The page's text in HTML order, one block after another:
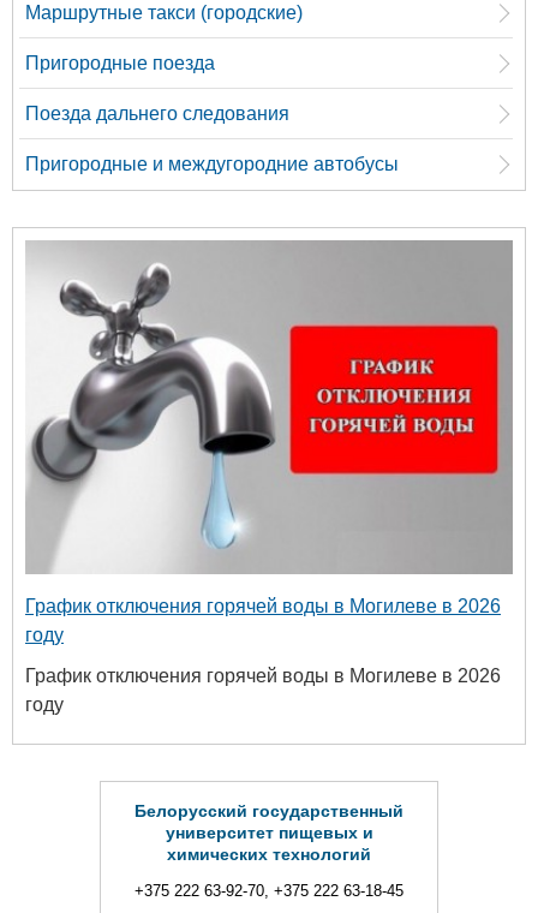
Маршрутные такси (городские)
Пригородные поезда
Поезда дальнего следования
Пригородные и междугородние автобусы
График отключения горячей воды в Могилеве в 2026
году
График отключения горячей воды в Могилеве в 2026
году
Белорусский государственный
университет пищевых и
химических технологий
+375 222 63-92-70, +375 222 63-18-45